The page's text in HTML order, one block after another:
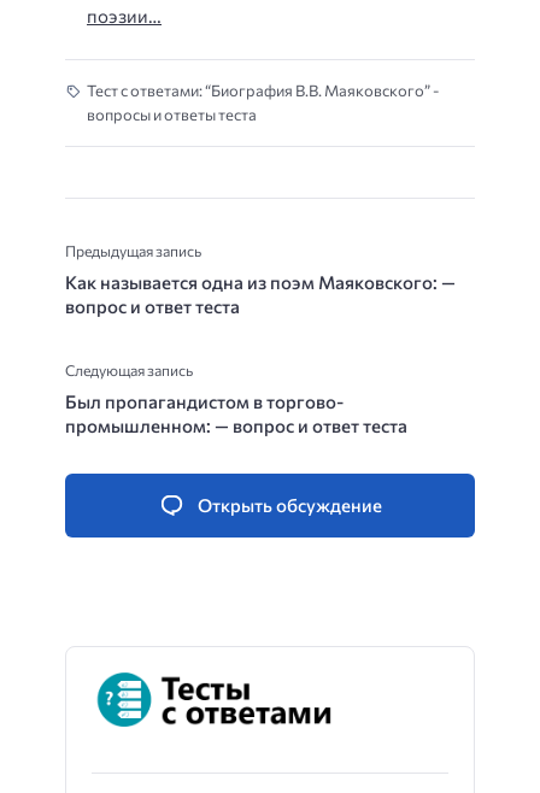
поэзии…
Тест с ответами: “Биография В.В. Маяковского” -
вопросы и ответы теста
Предыдущая запись
Как называется одна из поэм Маяковского: —
вопрос и ответ теста
Следующая запись
Был пропагандистом в торгово-
промышленном: — вопрос и ответ теста
Открыть обсуждение